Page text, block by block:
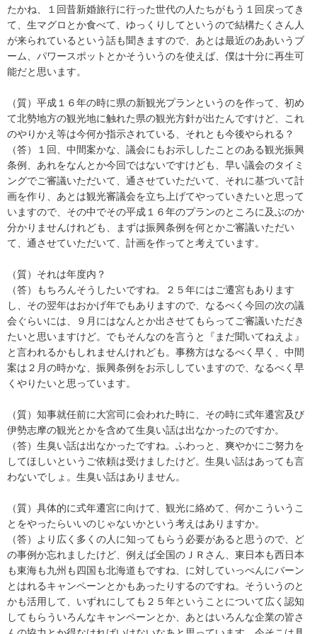
たかね、１回昔新婚旅行に行った世代の人たちがもう１回戻ってき
て、生マグロとか食べて、ゆっくりしてというので結構たくさん人
が来られているという話も聞きますので、あとは最近のああいうブ
ーム、パワースポットとかそういうのを使えば、僕は十分に再生可
能だと思います。
（質）平成１６年の時に県の新観光プランというのを作って、初め
て北勢地方の観光地に触れた県の観光方針が出たんですけど、これ
のやりかえ等は今何か指示されている、それとも今後やられる？
（答）１回、中間案かな、議会にもお示ししたことのある観光振興
条例、あれをなんとか今回ではないですけども、早い議会のタイミ
ングでご審議いただいて、通させていただいて、それに基づいて計
画を作り、あとは観光審議会を立ち上げてやっていきたいと思って
いますので、その中でその平成１６年のプランのところに及ぶのか
分かりませんけれども、まずは振興条例を何とかご審議いただい
て、通させていただいて、計画を作ってと考えています。
（質）それは年度内？
（答）もちろんそうしたいですね。２５年にはご遷宮もあります
し、その翌年はおかげ年でもありますので、なるべく今回の次の議
会ぐらいには、９月にはなんとか出させてもらってご審議いただき
たいと思いますけど。でもそんなのを言うと『まだ聞いてねえよ』
と言われるかもしれませんけれども。事務方はなるべく早く、中間
案は２月の時かな、振興条例をお示ししていますので、なるべく早
くやりたいと思っています。
（質）知事就任前に大宮司に会われた時に、その時に式年遷宮及び
伊勢志摩の観光とかを含めて生臭い話は出なかったのですか。
（答）生臭い話は出なかったですね。ふわっと、爽やかにご努力を
してほしいというご依頼は受けましたけど。生臭い話はあっても言
わないでしょ。生臭い話はありません。
（質）具体的に式年遷宮に向けて、観光に絡めて、何かこういうこ
とをやったらいいのじゃないかという考えはありますか。
（答）より広く多くの人に知ってもらう必要があると思うので、ど
の事例か忘れましたけど、例えば全国のＪＲさん、東日本も西日本
も東海も九州も四国も北海道もですね、に対していっぺんにバーン
とはれるキャンペーンとかもあったりするのですね。そういうのと
かも活用して、いずれにしても２５年ということについて広く認知
してもらういろんなキャンペーンとか、あとはいろんな企業の皆さ